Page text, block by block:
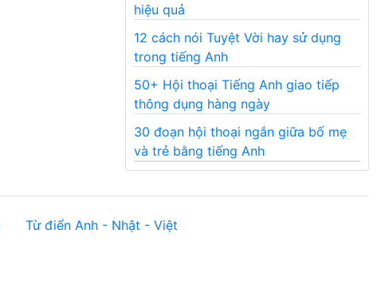
hiệu quả
12 cách nói Tuyệt Vời hay sử dụng
trong tiếng Anh
50+ Hội thoại Tiếng Anh giao tiếp
thông dụng hàng ngày
30 đoạn hội thoại ngắn giữa bố mẹ
và trẻ bằng tiếng Anh
Từ điển Anh - Nhật - Việt